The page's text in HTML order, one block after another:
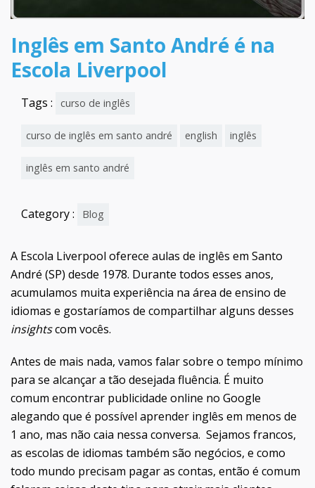
Inglês em Santo André é na
Escola Liverpool
Tags : curso de inglês
curso de inglês em santo andré english inglês
inglês em santo andré
Category : Blog
A Escola Liverpool oferece aulas de inglês em Santo
André (SP) desde 1978. Durante todos esses anos,
acumulamos muita experiência na área de ensino de
idiomas e gostaríamos de compartilhar alguns desses
insightscom vocês.
Antes de mais nada, vamos falar sobre o tempo mínimo
para se alcançar a tão desejada fluência. É muito
comum encontrar publicidade online no Google
alegando que é possível aprender inglês em menos de
1 ano, mas não caia nessa conversa. Sejamos francos,
as escolas de idiomas também são negócios, e como
todo mundo precisam pagar as contas, então é comum